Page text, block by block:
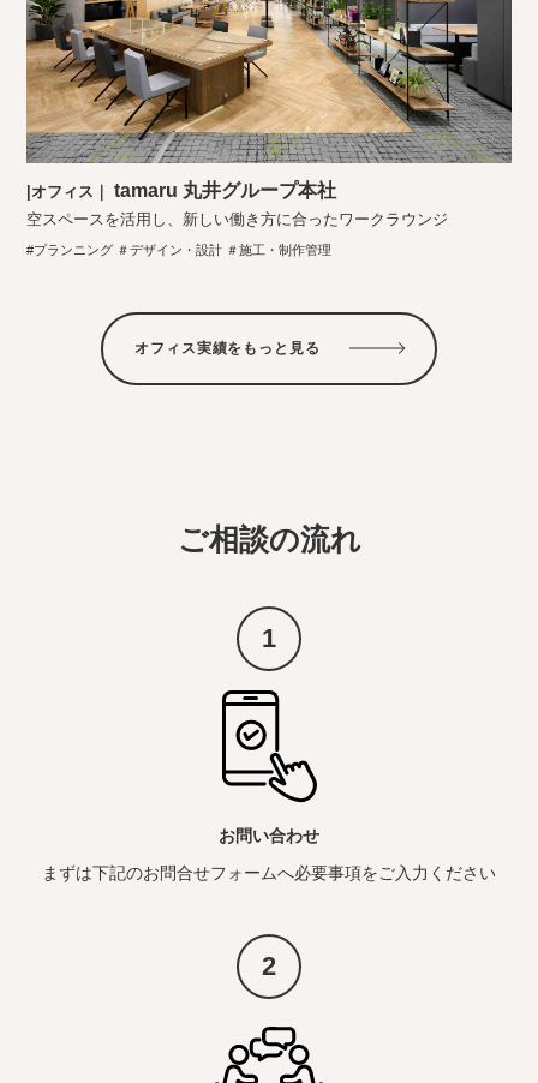
|オフィス｜ tamaru 丸井グループ本社
空スペースを活用し、新しい働き方に合ったワークラウンジ
#プランニング ＃デザイン・設計 ＃施工・制作管理
オフィス実績をもっと見る
ご相談の流れ
1
お問い合わせ
まずは下記のお問合せフォームへ必要事項をご入力ください
2